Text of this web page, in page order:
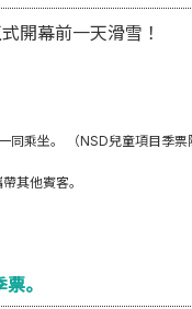
開幕前一天滑雪！
乘坐。 （NSD兒童項目季票
其他賓客。
。